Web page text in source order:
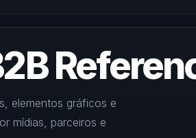
elementos gráficos e
mídias, parceiros e